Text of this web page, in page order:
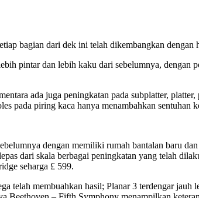
bagian dari dek ini telah dikembangkan dengan
pintar dan lebih kaku dari sebelumnya, dengan
ada juga peningkatan pada subplatter,
pada piring kaca hanya menambahkan sentuhan
dengan memiliki rumah bantalan baru
dari skala berbagai peningkatan yang telah
seharga £ 599.
telah membuahkan hasil; Planar 3 terdengar